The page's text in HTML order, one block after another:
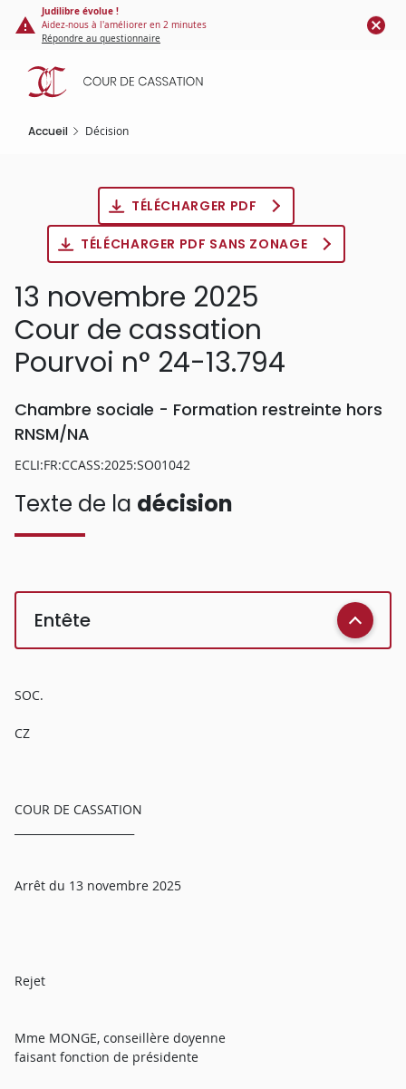
Panneau de gestion des cookies
contenu
principal
Judilibre évolue !
Aidez-nous à l'améliorer en 2 minutes
Répondre au questionnaire
Accueil Décision
TÉLÉCHARGER PDF
TÉLÉCHARGER PDF SANS ZONAGE
13 novembre 2025
Cour de cassation
Pourvoi n° 24-13.794
Chambre sociale - Formation restreinte hors
RNSM/NA
ECLI:FR:CCASS:2025:SO01042
Texte de la décision
Entête
SOC.
CZ
COUR DE CASSATION
Arrêt du 13 novembre 2025
Rejet
Mme MONGE, conseillère doyenne
faisant fonction de présidente